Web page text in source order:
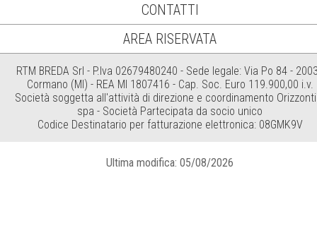
CONTATTI
AREA RISERVATA
RTM BREDA Srl - P.Iva 02679480240 - Sede legale: Via Po 84 -
Cormano (MI) - REA MI 1807416 - Cap. Soc. Euro 119.900,00 i.v.
Società soggetta all'attività di direzione e coordinamento
spa - Società Partecipata da socio unico
Codice Destinatario per fatturazione elettronica: 08GMK9V
Ultima modifica: 05/08/2026